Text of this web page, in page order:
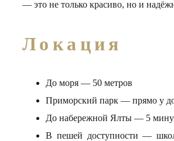
— это не только красиво, но и
Локация
До моря — 50 метров
Приморский парк — прямо у
До набережной Ялты — 5
В пешей доступности —